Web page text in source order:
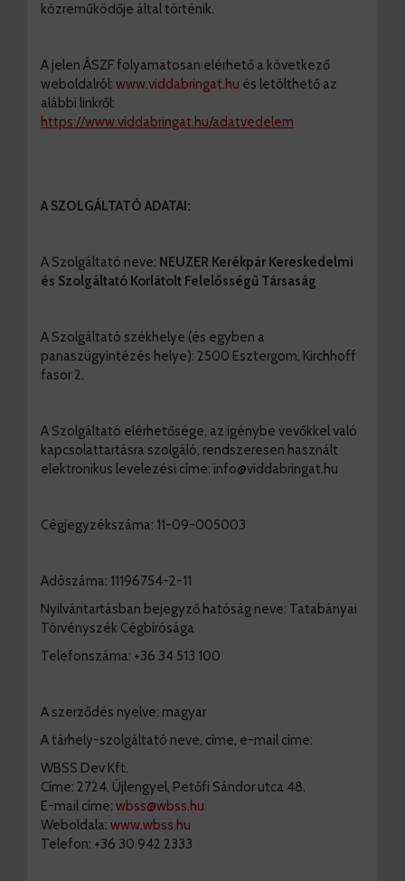
közreműködője által történik.
A jelen ÁSZF folyamatosan elérhető a következő
weboldalról: www.viddabringat.hu és letölthető az
alábbi linkről:
https://www.viddabringat.hu/adatvedelem
A SZOLGÁLTATÓ ADATAI:
A Szolgáltató neve: NEUZER Kerékpár Kereskedelmi
és Szolgáltató Korlátolt Felelősségű Társaság
A Szolgáltató székhelye (és egyben a
panaszügyintézés helye): 2500 Esztergom, Kirchhoff
fasor 2.
A Szolgáltató elérhetősége, az igénybe vevőkkel való
kapcsolattartásra szolgáló, rendszeresen használt
elektronikus levelezési címe: info@viddabringat.hu
Cégjegyzékszáma: 11-09-005003
Adószáma: 11196754-2-11
Nyilvántartásban bejegyző hatóság neve: Tatabányai
Törvényszék Cégbírósága
Telefonszáma: +36 34 513 100
A szerződés nyelve: magyar
A tárhely-szolgáltató neve, címe, e-mail címe:
WBSS Dev Kft.
Címe: 2724. Újlengyel, Petőfi Sándor utca 48.
E-mail címe: wbss@wbss.hu
Weboldala: www.wbss.hu
Telefon: +36 30 942 2333